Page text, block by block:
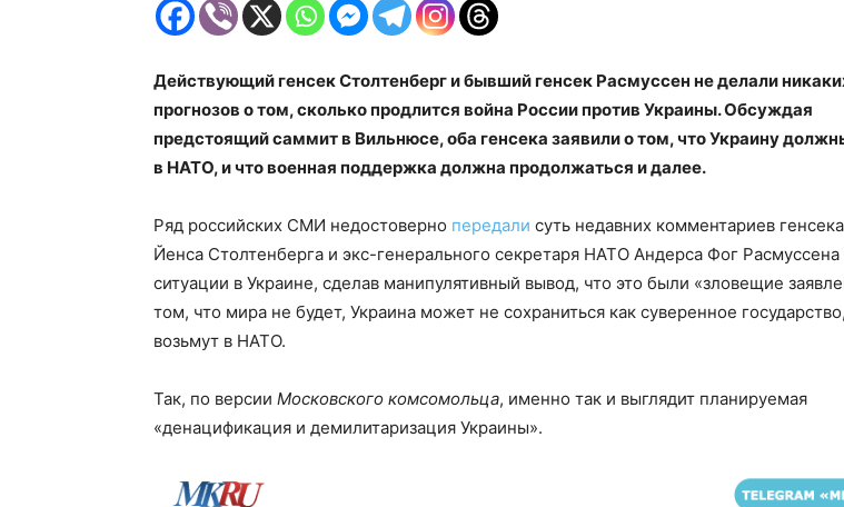
Действующий генсек Столтенберг и бывший генсек Расмуссен не делали
прогнозов о том, сколько продлится война России против Украины. Обсуждая
предстоящий саммит в Вильнюсе, оба генсека заявили о том, что Украину
в НАТО, и что военная поддержка должна продолжаться и далее.
Ряд российских СМИ недостоверно передали суть недавних комментариев
Йенса Столтенберга и экс-генерального секретаря НАТО Андерса Фог Расмуссена
ситуации в Украине, сделав манипулятивный вывод, что это были «зловещие
том, что мира не будет, Украина может не сохраниться как суверенное
возьмут в НАТО.
Так, по версии Московского комсомольца, именно так и выглядит планируемая
«денацификация и демилитаризация Украины».